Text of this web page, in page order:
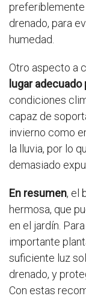
preferiblemente
drenado, para
humedad.
Otro aspecto a
lugar
condiciones
capaz de
invierno como
la lluvia, por lo
demasiado
En resumen, el
hermosa, que
en el jardín.
importante
suficiente luz
drenado, y
Con estas